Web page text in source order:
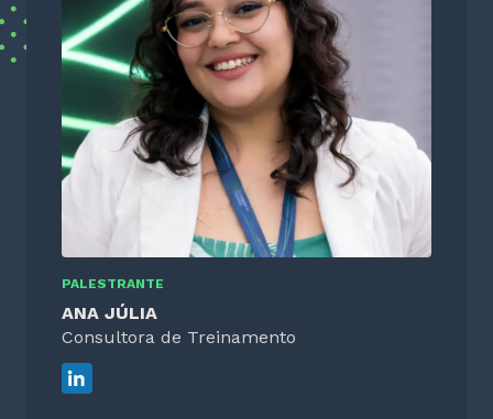
PALESTRANTE
ANA JÚLIA
Consultora de Treinamento